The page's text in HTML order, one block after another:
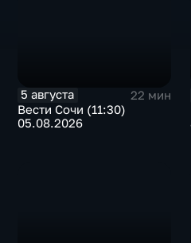
5 августа
22 мин
Вести Сочи (11:30)
05.08.2026